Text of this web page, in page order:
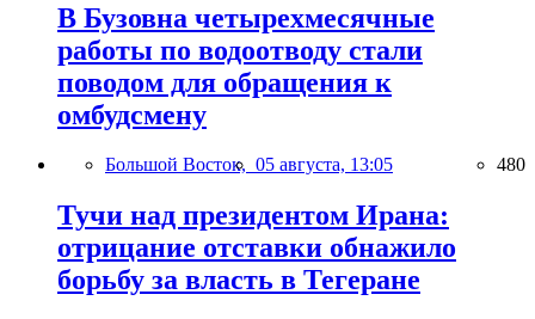
В Бузовна четырехмесячные
работы по водоотводу стали
поводом для обращения к
омбудсмену
Большой Восток, 05 августа, 13:05 480
Тучи над президентом Ирана:
отрицание отставки обнажило
борьбу за власть в Тегеране